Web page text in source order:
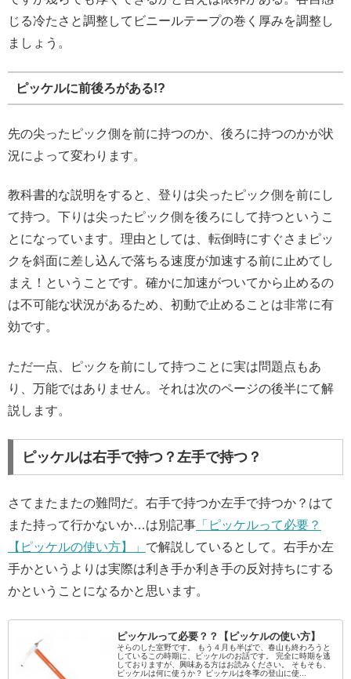
じる冷たさと調整してビニールテープの巻く厚みを調整し
ましょう。
ピッケルに前後ろがある!?
先の尖ったピック側を前に持つのか、後ろに持つのかが状
況によって変わります。
教科書的な説明をすると、登りは尖ったピック側を前にし
て持つ。下りは尖ったピック側を後ろにして持つというこ
とになっています。理由としては、転倒時にすぐさまピッ
クを斜面に差し込んで落ちる速度が加速する前に止めてし
まえ！ということです。確かに加速がついてから止めるの
は不可能な状況があるため、初動で止めることは非常に有
効です。
ただ一点、ピックを前にして持つことに実は問題点もあ
り、万能ではありません。それは次のページの後半にて解
説します。
ピッケルは右手で持つ？左手で持つ？
さてまたまたの難問だ。右手で持つか左手で持つか？はて
また持って行かないか…は別記事 「ピッケルって必要？
【ピッケルの使い方】」 で解説しているとして。右手か左
手かというよりは実際は利き手か利き手の反対持ちにする
かということになるかと思います。
ピッケルって必要？？【ピッケルの使い方】
そらのした室野です。 もう４月も半ばで、春山も終わろうと
しているこの時期に、ピッケルのお話です。 完全に時期を逃
しておりますが、興味ある方はお読みください。 そもそも、
ピッケルは何に使うか？ ピッケルは冬季の登山に使...